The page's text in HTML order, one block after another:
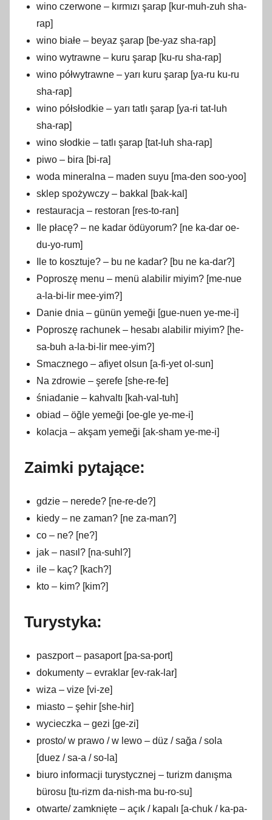
wino czerwone – kırmızı şarap [kur-muh-zuh sha-
rap]
wino białe – beyaz şarap [be-yaz sha-rap]
wino wytrawne – kuru şarap [ku-ru sha-rap]
wino półwytrawne – yarı kuru şarap [ya-ru ku-ru
sha-rap]
wino półsłodkie – yarı tatlı şarap [ya-ri tat-luh
sha-rap]
wino słodkie – tatlı şarap [tat-luh sha-rap]
piwo – bira [bi-ra]
woda mineralna – maden suyu [ma-den soo-yoo]
sklep spożywczy – bakkal [bak-kal]
restauracja – restoran [res-to-ran]
Ile płacę? – ne kadar ödüyorum? [ne ka-dar oe-
du-yo-rum]
Ile to kosztuje? – bu ne kadar? [bu ne ka-dar?]
Poproszę menu – menü alabilir miyim? [me-nue
a-la-bi-lir mee-yim?]
Danie dnia – günün yemeği [gue-nuen ye-me-i]
Poproszę rachunek – hesabı alabilir miyim? [he-
sa-buh a-la-bi-lir mee-yim?]
Smacznego – afiyet olsun [a-fi-yet ol-sun]
Na zdrowie – şerefe [she-re-fe]
śniadanie – kahvaltı [kah-val-tuh]
obiad – öğle yemeği [oe-gle ye-me-i]
kolacja – akşam yemeği [ak-sham ye-me-i]
Zaimki pytające:
gdzie – nerede? [ne-re-de?]
kiedy – ne zaman? [ne za-man?]
co – ne? [ne?]
jak – nasıl? [na-suhl?]
ile – kaç? [kach?]
kto – kim? [kim?]
Turystyka:
paszport – pasaport [pa-sa-port]
dokumenty – evraklar [ev-rak-lar]
wiza – vize [vi-ze]
miasto – şehir [she-hir]
wycieczka – gezi [ge-zi]
prosto/ w prawo / w lewo – düz / sağa / sola
[duez / sa-a / so-la]
biuro informacji turystycznej – turizm danışma
bürosu [tu-rizm da-nish-ma bu-ro-su]
otwarte/ zamknięte – açık / kapalı [a-chuk / ka-pa-